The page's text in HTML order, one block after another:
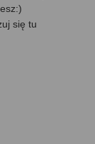
się tu